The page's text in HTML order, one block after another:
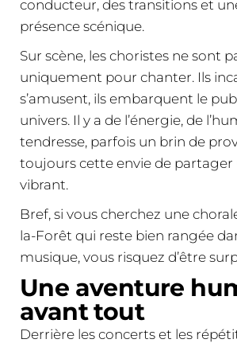
conducteur, des transitions et
présence scénique.
Sur scène, les choristes ne sont
uniquement pour chanter. Ils
s’amusent, ils embarquent le
univers. Il y a de l’énergie, de
tendresse, parfois un brin de
toujours cette envie de
vibrant.
Bref, si vous cherchez une
la-Forêt qui reste bien rangée
musique, vous risquez d’être
Une aventure
avant tout
Derrière les concerts et les